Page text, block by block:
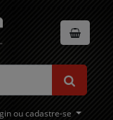
ou cadastre-se